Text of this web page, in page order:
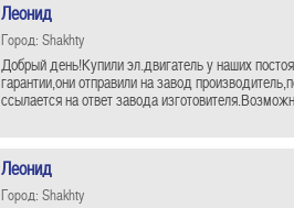
Леонид
Город: Shakhty
Добрый день!Купили эл.двигатель у наших
гарантии,они отправили на завод
ссылается на ответ завода
Леонид
Город: Shakhty